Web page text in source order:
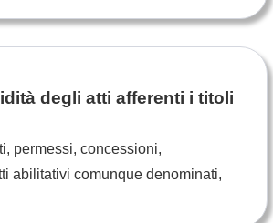
degli atti afferenti i titoli
permessi, concessioni,
abilitativi comunque denominati,